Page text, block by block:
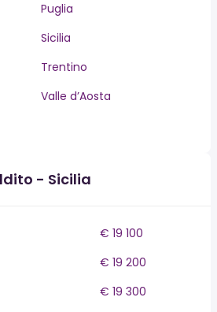
Puglia
Sicilia
Trentino
Valle d’Aosta
- Sicilia
€ 19 100
€ 19 200
€ 19 300